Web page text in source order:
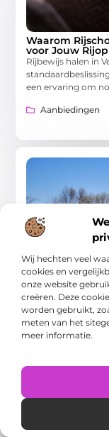
Wij hechten veel
cookies en
onze website
creëren. Deze
worden gebruikt,
meten van het
meer informatie.
Waarom
voor Jouw
Rijbewijs halen in
een ervaring om
Aanbiedingen
Benzineprijs
beheren
De benzineprijzen
lokale bewoners,
dagelijks naar je
Aanbiedingen